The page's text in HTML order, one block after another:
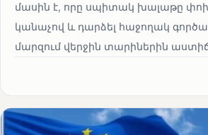
մասին է, որը սպիտակ խալաթը
կանաչով և դարձել հաջողակ
մարզում վերջին տարիներին